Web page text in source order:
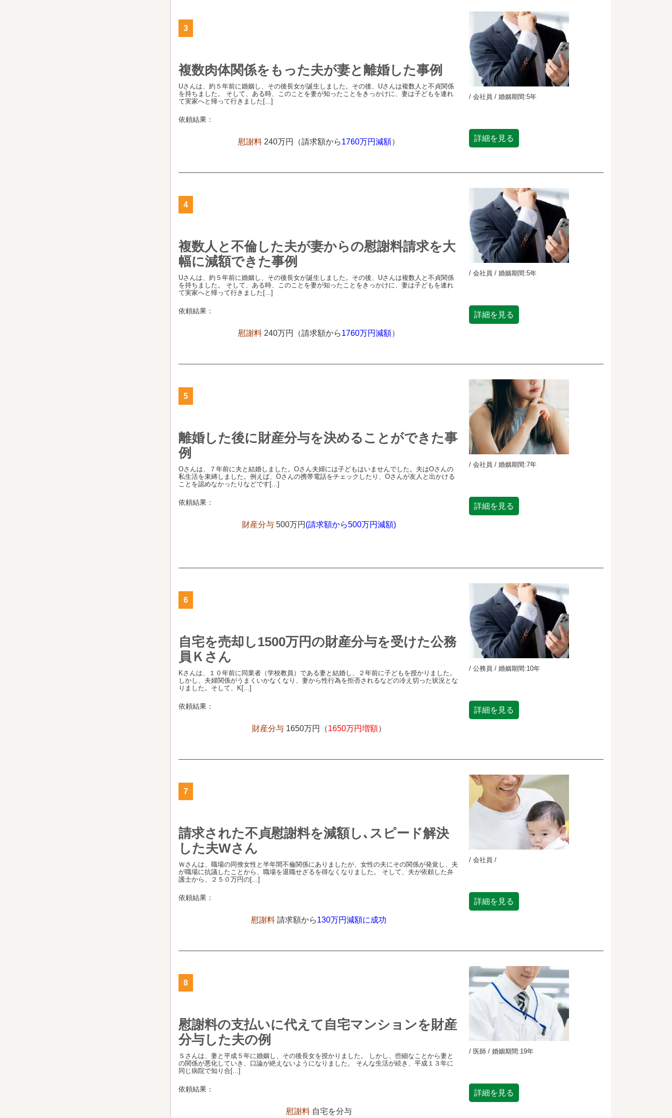
3
複数肉体関係をもった夫が妻と離婚した事例
Uさんは、約５年前に婚姻し、その後長女が誕生しました。その後、Uさんは複数人と不貞関係
を持ちました。 そして、ある時、このことを妻が知ったことをきっかけに、妻は子どもを連れ
て実家へと帰って行きました[...]
依頼結果：
慰謝料 240万円（請求額から1760万円減額）
/ 会社員 / 婚姻期間:5年
詳細を見る
4
複数人と不倫した夫が妻からの慰謝料請求を大
幅に減額できた事例
Uさんは、約５年前に婚姻し、その後長女が誕生しました。その後、Uさんは複数人と不貞関係
を持ちました。 そして、ある時、このことを妻が知ったことをきっかけに、妻は子どもを連れ
て実家へと帰って行きました[...]
依頼結果：
慰謝料 240万円（請求額から1760万円減額）
/ 会社員 / 婚姻期間:5年
詳細を見る
5
離婚した後に財産分与を決めることができた事
例
Oさんは、７年前に夫と結婚しました。Oさん夫婦には子どもはいませんでした。夫はOさんの
私生活を束縛しました。例えば、Oさんの携帯電話をチェックしたり、Oさんが友人と出かける
ことを認めなかったりなどです[...]
依頼結果：
財産分与 500万円 (請求額から500万円減額)
/ 会社員 / 婚姻期間:7年
詳細を見る
6
自宅を売却し1500万円の財産分与を受けた公務
員Ｋさん
Kさんは、１０年前に同業者（学校教員）である妻と結婚し、２年前に子どもを授かりました。
しかし、夫婦関係がうまくいかなくなり、妻から性行為を拒否されるなどの冷え切った状況とな
りました。そして、K[...]
依頼結果：
財産分与 1650万円（1650万円増額）
/ 公務員 / 婚姻期間:10年
詳細を見る
7
請求された不貞慰謝料を減額し､スピード解決
した夫Wさん
Ｗさんは、職場の同僚女性と半年間不倫関係にありましたが、女性の夫にその関係が発覚し、夫
が職場に抗議したことから、職場を退職せざるを得なくなりました。 そして、夫が依頼した弁
護士から、２５０万円の[...]
依頼結果：
慰謝料 請求額から130万円減額に成功
/ 会社員 /
詳細を見る
8
慰謝料の支払いに代えて自宅マンションを財産
分与した夫の例
Ｓさんは、妻と平成５年に婚姻し、その後長女を授かりました。 しかし、些細なことから妻と
の関係が悪化していき、口論が絶えないようになりました。 そんな生活が続き、平成１３年に
同じ病院で知り合[...]
依頼結果：
慰謝料 自宅を分与
/ 医師 / 婚姻期間:19年
詳細を見る